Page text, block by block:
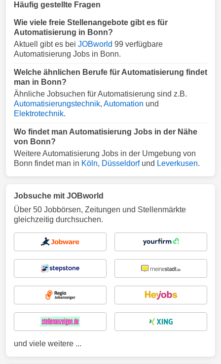
Häufig gestellte Fragen
Wie viele freie Stellenangebote gibt es für
Automatisierung in Bonn?
Aktuell gibt es bei JOBworld 99 verfügbare
Automatisierung Jobs in Bonn.
Welche ähnlichen Berufe für Automatisierung findet
man in Bonn?
Ähnliche Jobsuchen für Automatisierung sind z.B.
Automatisierungstechnik, Automation und
Elektrotechnik.
Wo findet man Automatisierung Jobs in der Nähe
von Bonn?
Weitere Automatisierung Jobs in der Umgebung von
Bonn findet man in Köln, Düsseldorfund Leverkusen.
Jobsuche mit JOBworld
Über 50 Jobbörsen, Zeitungen und Stellenmärkte
gleichzeitig durchsuchen.
und viele weitere ...